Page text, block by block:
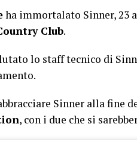
ha immortalato Sinner, 23
Club.
lo staff tecnico di
Sinner alla fine
, con i due che si